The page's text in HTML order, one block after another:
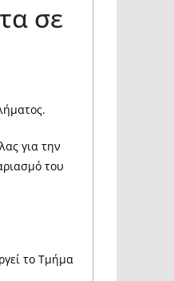
σε
για την
του
το Τμήμα